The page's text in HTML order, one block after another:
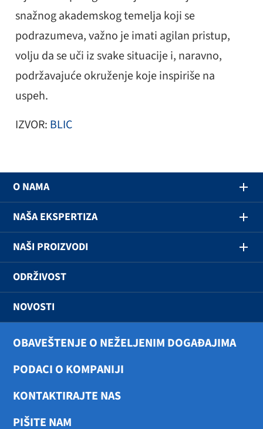
snažnog akademskog temelja koji se
podrazumeva, važno je imati agilan pristup,
volju da se uči iz svake situacije i, naravno,
podržavajuće okruženje koje inspiriše na
uspeh.
IZVOR: BLIC
O NAMA
NAŠA EKSPERTIZA
NAŠI PROIZVODI
ODRŽIVOST
NOVOSTI
OBAVEŠTENJE O NEŽELJENIM DOGAĐAJIMA
PODACI O KOMPANIJI
KONTAKTIRAJTE NAS
PIŠITE NAM